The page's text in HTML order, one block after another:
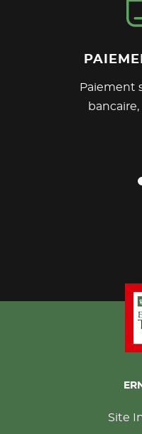
Paiement
Site